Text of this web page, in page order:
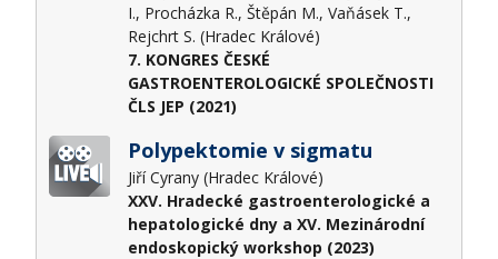
I., Procházka R., Štěpán M., Vaňásek T.,
Rejchrt S. (Hradec Králové)
7. KONGRES ČESKÉ
GASTROENTEROLOGICKÉ SPOLEČNOSTI
ČLS JEP (2021)
Polypektomie v sigmatu
Jiří Cyrany (Hradec Králové)
XXV. Hradecké gastroenterologické a
hepatologické dny a XV. Mezinárodní
endoskopický workshop (2023)